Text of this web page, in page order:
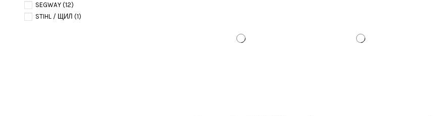
SEGWAY (12)
STIHL / ЩИЛ (1)